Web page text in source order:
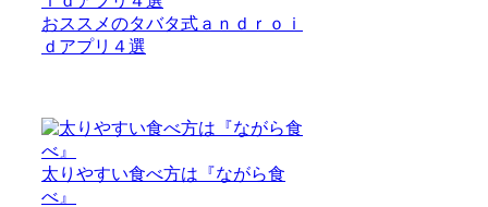
おススメのタバタ式ａｎｄｒｏｉ
ｄアプリ４選
太りやすい食べ方は『ながら食
べ』